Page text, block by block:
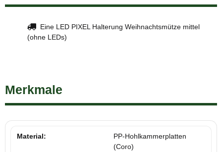
Eine LED PIXEL Halterung Weihnachtsmütze mittel
(ohne LEDs)
Merkmale
Material:
PP-Hohlkammerplatten
(Coro)